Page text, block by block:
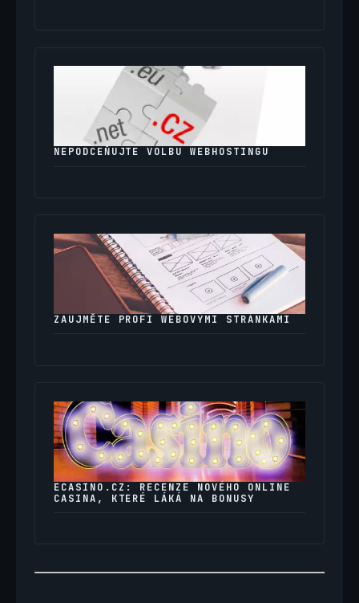
NEPODCEŇUJTE VOLBU WEBHOSTINGU
ZAUJMĚTE PROFI WEBOVÝMI STRÁNKAMI
ECASINO.CZ: RECENZE NOVÉHO ONLINE
CASINA, KTERÉ LÁKÁ NA BONUSY